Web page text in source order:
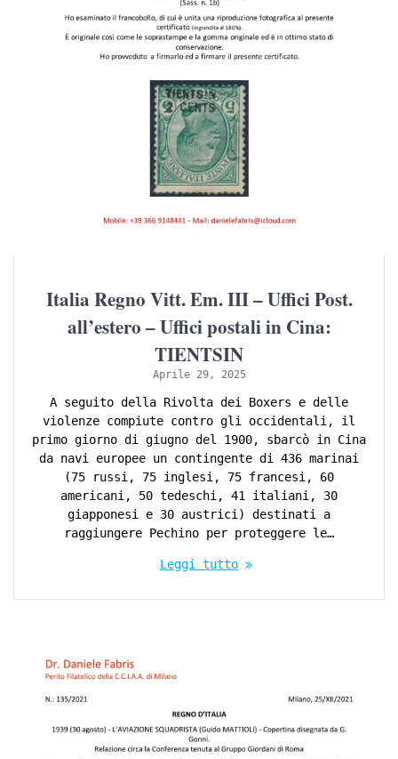
Italia Regno Vitt. Em. III – Uffici Post.
all’estero – Uffici postali in Cina:
TIENTSIN
Aprile 29, 2025
A seguito della Rivolta dei Boxers e delle
violenze compiute contro gli occidentali, il
primo giorno di giugno del 1900, sbarcò in Cina
da navi europee un contingente di 436 marinai
(75 russi, 75 inglesi, 75 francesi, 60
americani, 50 tedeschi, 41 italiani, 30
giapponesi e 30 austrici) destinati a
raggiungere Pechino per proteggere le…
Leggi tutto